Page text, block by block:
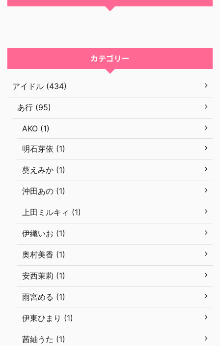
カテゴリー
アイドル (434)
あ行 (95)
AKO (1)
明石芽依 (1)
葵えみか (1)
沖田あの (1)
上田ミルキィ (1)
伊織いお (1)
奥村美香 (1)
安西茉莉 (1)
雨宮める (1)
伊東ひまり (1)
茜紬うた (1)